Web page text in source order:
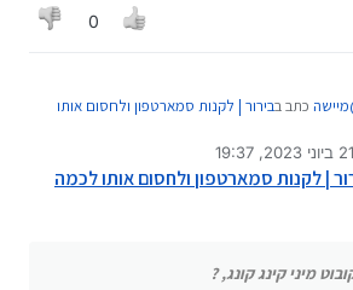
0
מיישה כתב בבירור | לקנות סמארטפון ולחסום אותו
@ חכם-ישראלכתב בבירור | לקנות סמארטפון
ולחסום אותו לכמה אפליקציות
ולחסום אותו לכמה אפליקציות
2023, 19:37
לאחרונה על ידי
| לקנות סמארטפון ולחסום אותו לכמה
מיני קינג קונג, ?